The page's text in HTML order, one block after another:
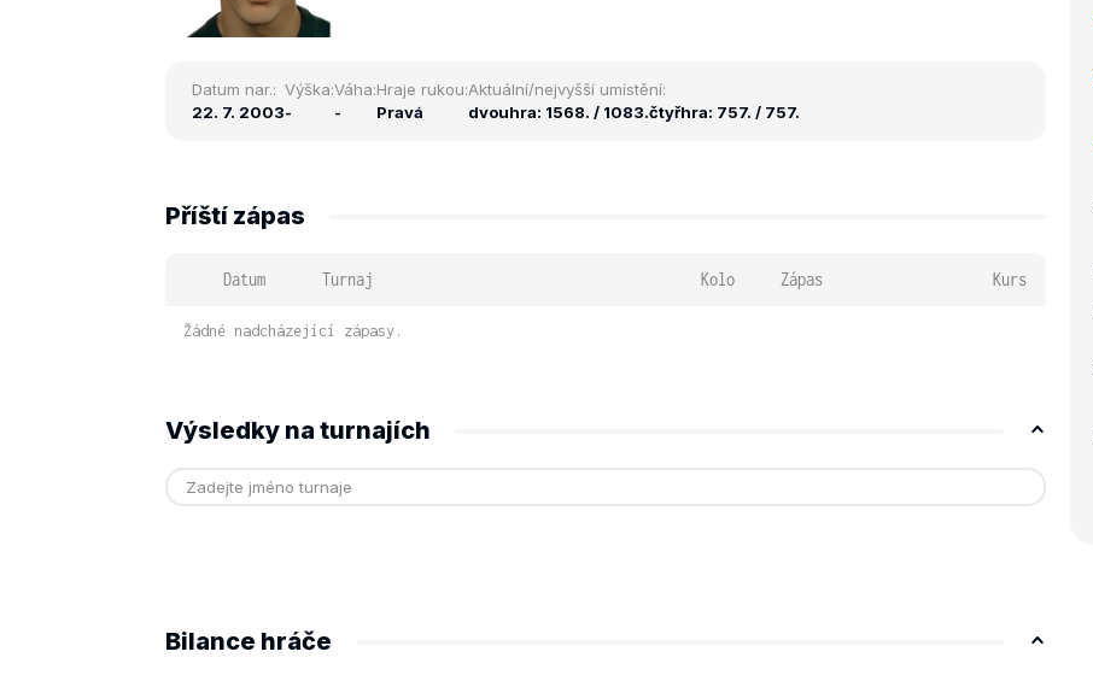
Datum nar.:
22. 7. 2003
Výška:
-
Váha:
-
Hraje rukou:
Pravá
Aktuální/nejvyšší umístění:
dvouhra: 1568. / 1083.čtyřhra: 757. / 757.
Příští zápas
Datum Turnaj Kolo Zápas Kurs
Žádné nadcházející zápasy.
Výsledky na turnajích
Bilance hráče